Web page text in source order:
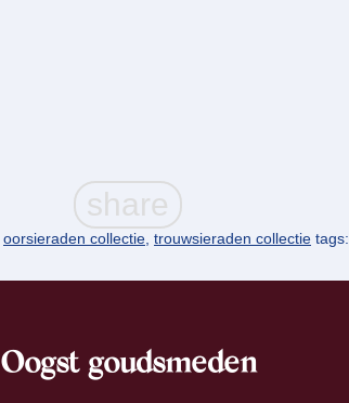
oorsieraden collectie, trouwsieraden collectie tags:
Oogst goudsmeden